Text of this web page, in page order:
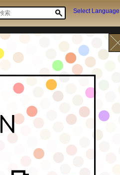
Select Language